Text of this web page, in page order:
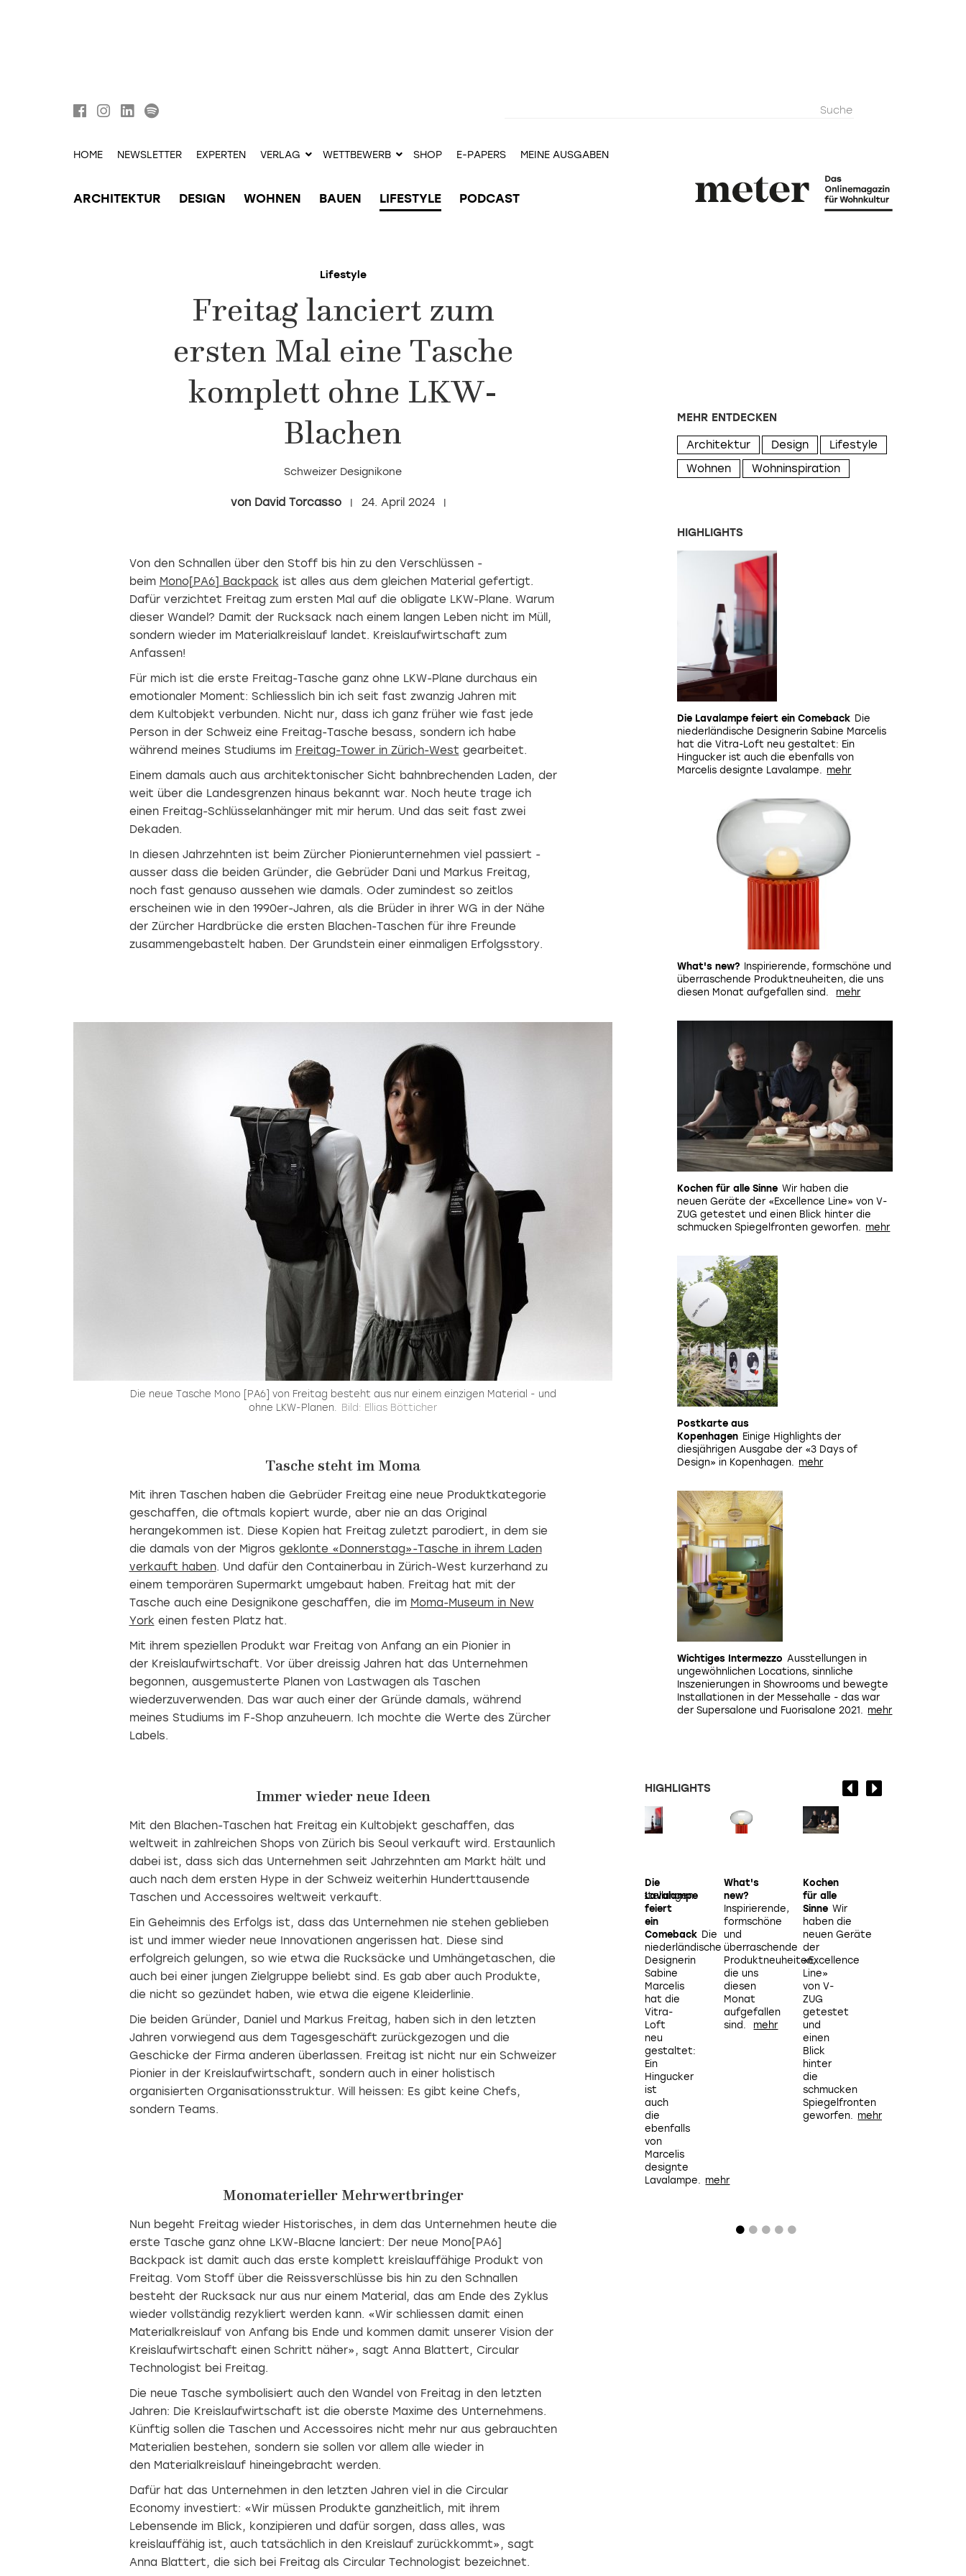
HOME NEWSLETTER EXPERTEN VERLAG WETTBEWERB SHOP E-PAPERS MEINE AUSGABEN
ARCHITEKTUR DESIGN WOHNEN BAUEN LIFESTYLE PODCAST
Lifestyle
Freitag lanciert zum
ersten Mal eine Tasche
komplett ohne LKW-
Blachen
Schweizer Designikone
David Torcasso 24. April 2024
Von den Schnallen über den Stoff bis hin zu den Verschlüssen -
beim Mono[PA6] Backpack ist alles aus dem gleichen Material gefertigt.
Dafür verzichtet Freitag zum ersten Mal auf die obligate LKW-Plane. Warum
dieser Wandel? Damit der Rucksack nach einem langen Leben nicht im Müll,
sondern wieder im Materialkreislauf landet. Kreislaufwirtschaft zum
Anfassen!
Für mich ist die erste Freitag-Tasche ganz ohne LKW-Plane durchaus ein
emotionaler Moment: Schliesslich bin ich seit fast zwanzig Jahren mit
dem Kultobjekt verbunden. Nicht nur, dass ich ganz früher wie fast jede
Person in der Schweiz eine Freitag-Tasche besass, sondern ich habe
während meines Studiums im Freitag-Tower in Zürich-West gearbeitet.
Einem damals auch aus architektonischer Sicht bahnbrechenden Laden, der
weit über die Landesgrenzen hinaus bekannt war. Noch heute trage ich
einen Freitag-Schlüsselanhänger mit mir herum. Und das seit fast zwei
Dekaden.
In diesen Jahrzehnten ist beim Zürcher Pionierunternehmen viel passiert -
ausser dass die beiden Gründer, die Gebrüder Dani und Markus Freitag,
noch fast genauso aussehen wie damals. Oder zumindest so zeitlos
erscheinen wie in den 1990er-Jahren, als die Brüder in ihrer WG in der Nähe
der Zürcher Hardbrücke die ersten Blachen-Taschen für ihre Freunde
zusammengebastelt haben. Der Grundstein einer einmaligen Erfolgsstory.
Die neue Tasche Mono
[PA6] von Freitag besteht aus nur einem einzigen Material - und
ohne LKW-Planen. Bild: Ellias Bötticher
Tasche steht im Moma
Mit ihren Taschen haben die Gebrüder Freitag eine neue Produktkategorie
geschaffen, die oftmals kopiert wurde, aber nie an das Original
herangekommen ist. Diese Kopien hat Freitag zuletzt parodiert, in dem sie
die damals von der Migros geklonte «Donnerstag»-Tasche in ihrem Laden
verkauft haben. Und dafür den Containerbau in Zürich-West kurzerhand zu
einem temporären Supermarkt umgebaut haben. Freitag hat mit der
Tasche auch eine Designikone geschaffen, die im Moma-Museum in New
York einen festen Platz hat.
Mit ihrem speziellen Produkt war Freitag von Anfang an ein Pionier in
derKreislaufwirtschaft. Vor über dreissig Jahren hat das Unternehmen
begonnen, ausgemusterte Planen von Lastwagen als Taschen
wiederzuverwenden. Das war auch einer der Gründe damals, während
meines Studiums im F-Shop anzuheuern. Ich mochte die Werte des Zürcher
Labels.
Immer wieder neue Ideen
Mit den Blachen-Taschen hat Freitag ein Kultobjekt geschaffen, das
weltweit in zahlreichen Shops von Zürich bis Seoul verkauft wird. Erstaunlich
dabei ist, dass sich das Unternehmen seit Jahrzehnten am Markt hält und
auch nach dem ersten Hype in der Schweiz weiterhin Hunderttausende
Taschen und Accessoires weltweit verkauft.
Ein Geheimnis des Erfolgs ist, dass das Unternehmen nie stehen geblieben
ist und immer wieder neue Innovationen angerissen hat. Diese sind
erfolgreich gelungen, so wie etwa die Rucksäcke und Umhängetaschen, die
auch bei einer jungen Zielgruppe beliebt sind. Es gab aber auch Produkte,
die nicht so gezündet haben, wie etwa die eigene Kleiderlinie.
Die beiden Gründer, Daniel und Markus Freitag, haben sich in den letzten
Jahren vorwiegend aus dem Tagesgeschäft zurückgezogen und die
Geschicke der Firma anderen überlassen. Freitag ist nicht nur ein Schweizer
Pionier in der Kreislaufwirtschaft, sondern auch in einer holistisch
organisierten Organisationsstruktur. Will heissen: Es gibt keine Chefs,
sondern Teams.
Monomaterieller Mehrwertbringer
Nun begeht Freitag wieder Historisches, in dem das Unternehmen heute die
erste Tasche ganz ohne LKW-Blacne lanciert: Der neue Mono[PA6]
Backpack ist damit auch das erste komplett kreislauffähige Produkt von
Freitag. Vom Stoff über die Reissverschlüsse bis hin zu den Schnallen
besteht der Rucksack nur aus nur einem Material, das am Ende des Zyklus
wieder vollständig rezykliert werden kann. «Wir schliessen damit einen
Materialkreislauf von Anfang bis Ende und kommen damit unserer Vision der
Kreislaufwirtschaft einen Schritt näher», sagt Anna Blattert, Circular
Technologist bei Freitag.
Die neue Tasche symbolisiert auch den Wandel von Freitag in den letzten
Jahren: Die Kreislaufwirtschaft ist die oberste Maxime des Unternehmens.
Künftig sollen die Taschen und Accessoires nicht mehr nur aus gebrauchten
Materialien bestehen, sondern sie sollen vor allem alle wieder in
den Materialkreislauf hineingebracht werden.
Dafür hat das Unternehmen in den letzten Jahren viel in die Circular
Economy investiert: «Wir müssen Produkte ganzheitlich, mit ihrem
Lebensende im Blick, konzipieren und dafür sorgen, dass alles, was
kreislauffähig ist, auch tatsächlich in den Kreislauf zurückkommt», sagt
Anna Blattert, die sich bei Freitag als Circular Technologist bezeichnet.
MEHR ENTDECKEN
Architektur Design
Lifestyle
Wohnen
Wohninspiration
HIGHLIGHTS
Die Lavalampe feiert ein Comeback Die
niederländische Designerin Sabine Marcelis
hat die Vitra-Loft neu gestaltet: Ein
Hingucker ist auch die ebenfalls von
Marcelis designte Lavalampe.
What's new?
Inspirierende, formschöne und
überraschende Produktneuheiten, die uns
diesen Monat aufgefallen sind.
Kochen für alle Sinne Wir haben die
neuen Geräte der «Excellence Line» von V-
ZUG getestet und einen Blick hinter die
schmucken Spiegelfronten geworfen.
Postkarte aus
Kopenhagen Einige Highlights der
diesjährigen Ausgabe der «3 Days of
Design» in Kopenhagen.
Wichtiges Intermezzo Ausstellungen in
ungewöhnlichen Locations, sinnliche
Inszenierungen in Showrooms und bewegte
Installationen in der Messehalle - das war
der Supersalone und Fuorisalone 2021.
HIGHLIGHTS
Kochen
haben die
neuen Geräte
der
«Excellence
Line»
ZUG
und
einen
Blick
die
schmucken
Postkarte
der
diesjährigen
Ausgabe
der «3
Days
Kopenhagen.
Ausstellungen
Die
Lavalampe
feiert
ein
Comeback Die
niederländische
Designerin
Sabine
Marcelis
hat die
Vitra-
Loft
neu
gestaltet:
Ein
Hingucker
ist
auch
die
ebenfalls
von
Marcelis
designte
Lavalampe.
What's
new?
Inspirierende,
formschöne
und
überraschende
Produktneuheiten,
die uns
diesen
Monat
aufgefallen
sind.
Kochen
für alle
Sinne Wir
haben die
neuen Geräte
der
«Excellence
Line»
von V-
ZUG
getestet
und
einen
Blick
hinter
die
schmucken
Spiegelfronten
geworfen.